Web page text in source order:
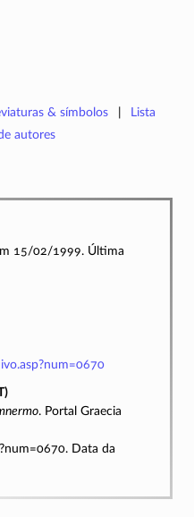
& símbolos
Lista
autores
15/02/1999. Última
. Portal Graecia
Data da